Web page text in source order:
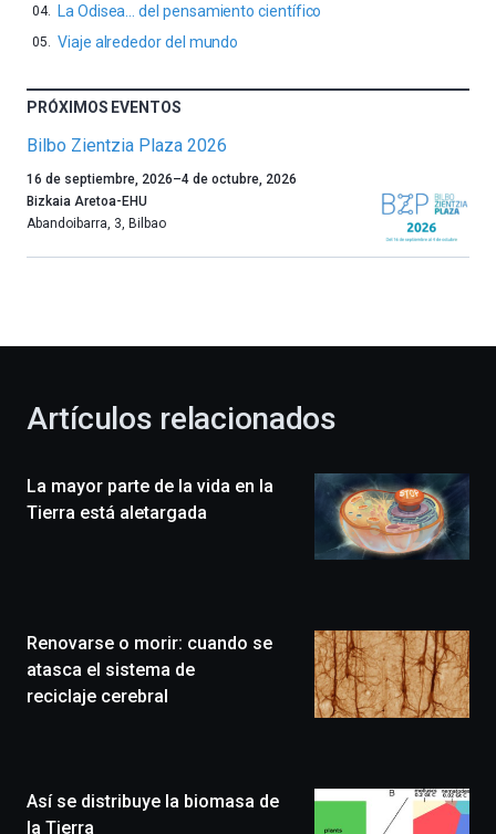
La Odisea… del pensamiento científico
Viaje alrededor del mundo
PRÓXIMOS EVENTOS
Bilbo Zientzia Plaza 2026
Un
año
más,
celebración
novena
edición
un
festival
monólogos,
exposiciones,
16 de septiembre, 2026–4 de octubre, 2026
Bizkaia Aretoa-EHU
Abandoibarra, 3 Bilbao
Artículos relacionados
La mayor parte de la vida en la
Tierra está aletargada
Renovarse o morir: cuando se
atasca el sistema de
reciclaje cerebral
Así se distribuye la biomasa de
la Tierra